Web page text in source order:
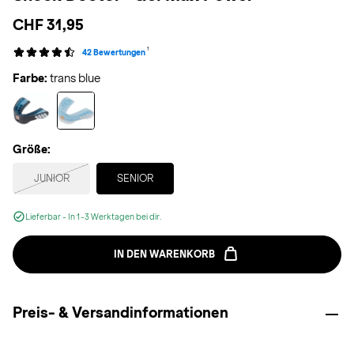
CHF 31,95
42 Bewertungen 1
Farbe: trans blue
Größe:
JUNIOR SENIOR
Lieferbar - In 1-3 Werktagen bei dir.
IN DEN WARENKORB
Preis- & Versandinformationen